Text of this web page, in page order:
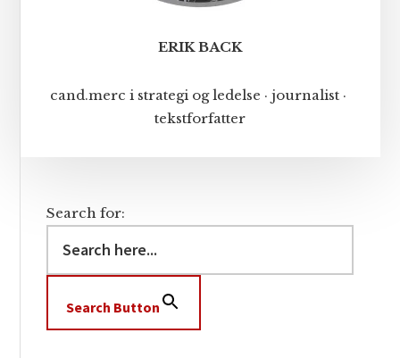
ERIK BACK
cand.merc i strategi og ledelse · journalist ·
tekstforfatter
Search for:
Search Button